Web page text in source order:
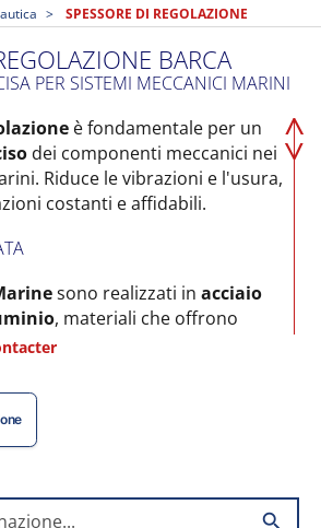
SPESSORE DI REGOLAZIONE
BARCA
PER SISTEMI MECCANICI MARINI
è fondamentale per un
dei componenti meccanici nei
Riduce le vibrazioni e l'usura,
costanti e affidabili.
sono realizzati in acciaio
, materiali che offrono
corrosione e grande precisione
condizioni marine più difficili.
search